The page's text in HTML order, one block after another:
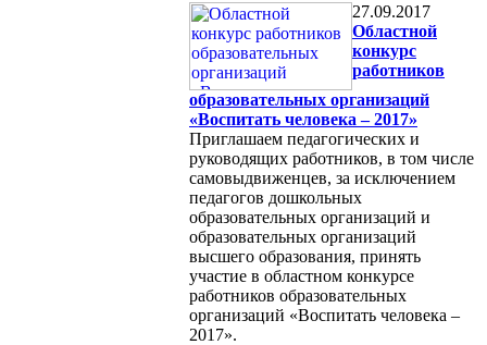
27.09.2017
Областной
конкурс
работников
образовательных организаций
«Воспитать человека – 2017»
Приглашаем педагогических и
руководящих работников, в том числе
самовыдвиженцев, за исключением
педагогов дошкольных
образовательных организаций и
образовательных организаций
высшего образования, принять
участие в областном конкурсе
работников образовательных
организаций «Воспитать человека –
2017».